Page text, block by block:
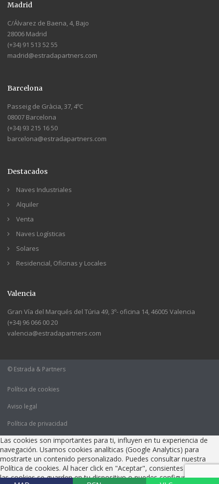
Madrid
C/Álvarez de Baena, 4, Bajo
28006 Madrid
(+34) 91 513 52 55
madrid@estradapartners.com
Barcelona
Passeig de Gràcia, 37, 4ºC
08007 Barcelona
(+34) 93 215 16 50
barcelona@estradapartners.com
Destacados
Naves Industriales
Alquiler
Venta
Naves Logísticas
Solares
Residencial, Oficinas y Locales
Valencia
Gran Vía del Marqués del Túria 49, 3º- oficina 14, 46005 Valencia
(+34) 96 066 00 20
valencia@estradapartners.com
© Estrada & Partners
Política de cookies
Aviso legal
Política de privacidad
Las cookies son importantes para ti, influyen en tu experiencia de
navegación. Usamos cookies analíticas (Google Analytics) para
mostrarte un contenido personalizado. Puedes consultar nuestra
Política de cookies. Al hacer click en "Aceptar", consientes que todas
las cookies se guarden en tu dispositivo o puedes configurarlas o